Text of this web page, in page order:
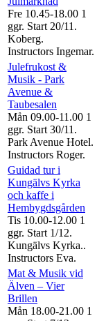
Fre 10.45-18.00 1
ggr. Start 20/11 .
Koberg.
Instructors Ingemar.
Julefrukost &
Musik - Park
Avenue &
Taubesalen
Mån 09.00-11.00 1
ggr. Start 30/11 .
Park Avenue Hotel.
Instructors Roger.
Guidad tur i
Kungälvs Kyrka
och kaffe i
Hembygdsgården
Tis 10.00-12.00 1
ggr. Start 1/12.
Kungälvs Kyrka..
Instructors Eva.
Mat & Musik vid
Älven – Vier
Brillen
Mån 18.00-21.00 1